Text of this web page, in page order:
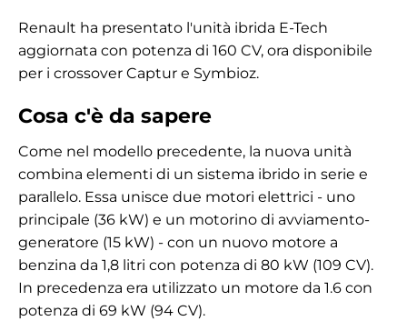
Renault ha presentato l'unità ibrida E-Tech
aggiornata con potenza di 160 CV, ora disponibile
per i crossover Captur e Symbioz.
Cosa c'è da sapere
Come nel modello precedente, la nuova unità
combina elementi di un sistema ibrido in serie e
parallelo. Essa unisce due motori elettrici - uno
principale (36 kW) e un motorino di avviamento-
generatore (15 kW) - con un nuovo motore a
benzina da 1,8 litri con potenza di 80 kW (109 CV).
In precedenza era utilizzato un motore da 1.6 con
potenza di 69 kW (94 CV).